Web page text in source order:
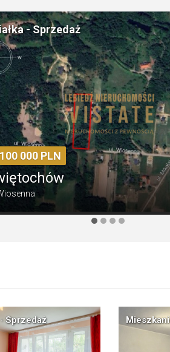
Mieszkanie - Sprzedaż
449 000 PLN
Pruszków
ul. Władysława Broniewskiego
Sprzedaż